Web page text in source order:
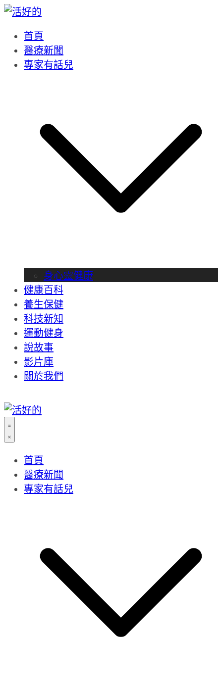
Skip
content首頁
醫療新聞
專家有話兒
身心靈健康
健康百科
養生保健
科技新知
運動健身
說故事
影片庫
關於我們
首頁
醫療新聞
專家有話兒